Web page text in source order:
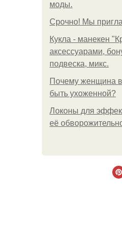
моды.
Срочно! Мы
Кукла - манекен
аксессуарами,
подвеска, микс.
Почему женщина
быть ухоженной?
Локоны для
её